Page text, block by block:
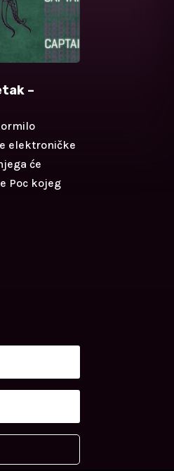
–
elektroničke
će
Poc kojeg